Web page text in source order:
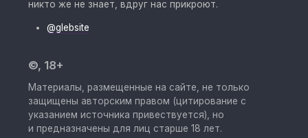
никто же не знает, вдруг нас прикроют.
@glebsite
©, 18+
Материалы, размещенные на сайте, не только
защищены авторским правом (цитирование с
указанием источника привествуется), но
и предназначены для лиц старше 18 лет.